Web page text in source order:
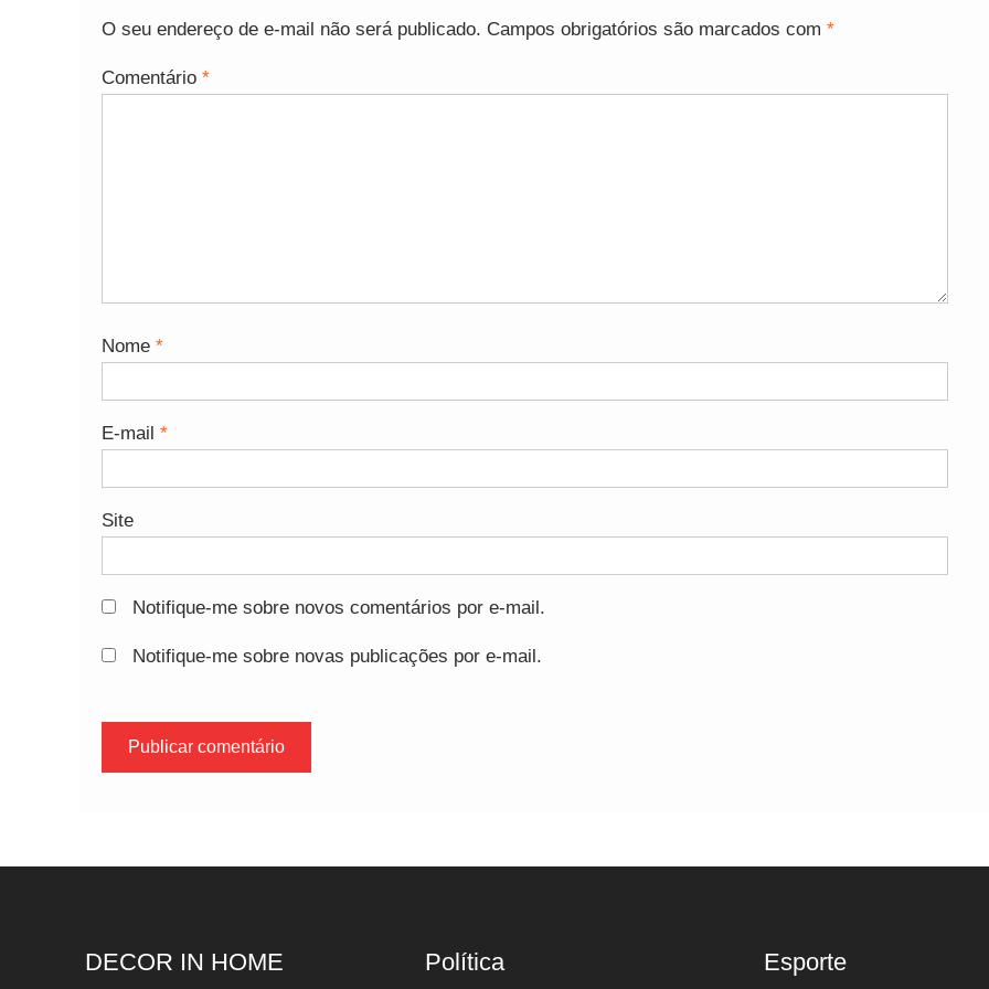
O seu endereço de e-mail não será publicado. Campos obrigatórios são marcados com *
Comentário *
Nome *
E-mail *
Site
Notifique-me sobre novos comentários por e-mail.
Notifique-me sobre novas publicações por e-mail.
DECOR IN HOME Política Esporte